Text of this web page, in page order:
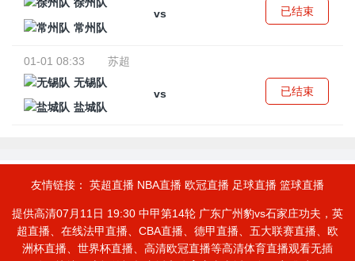
徐州队
vs
常州队
已结束
01-01 08:33
苏超
无锡队
vs
盐城队
已结束
友情链接： 英超直播 NBA直播 欧冠直播 足球直播 篮球直播
提供高清07月11日 19:30 中甲第14轮 广东广州豹vs石家庄功夫，英
超直播、在线法甲直播、CBA直播、德甲直播、五大联赛直播、欧
洲杯直播、世界杯直播、高清欧冠直播等高清体育直播观看无插